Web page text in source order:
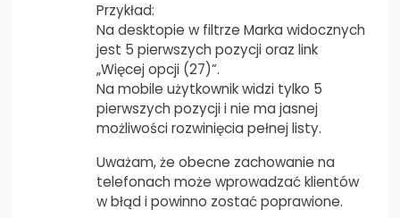
Przykład:
Na desktopie w filtrze Marka widocznych
jest 5 pierwszych pozycji oraz link
„Więcej opcji (27)”.
Na mobile użytkownik widzi tylko 5
pierwszych pozycji i nie ma jasnej
możliwości rozwinięcia pełnej listy.
Uważam, że obecne zachowanie na
telefonach może wprowadzać klientów
w błąd i powinno zostać poprawione.